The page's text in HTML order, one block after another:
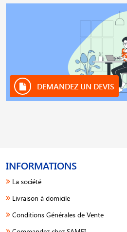
DEMANDEZ UN DEVIS
INFORMATIONS
La société
Livraison à domicile
Conditions Générales de Vente